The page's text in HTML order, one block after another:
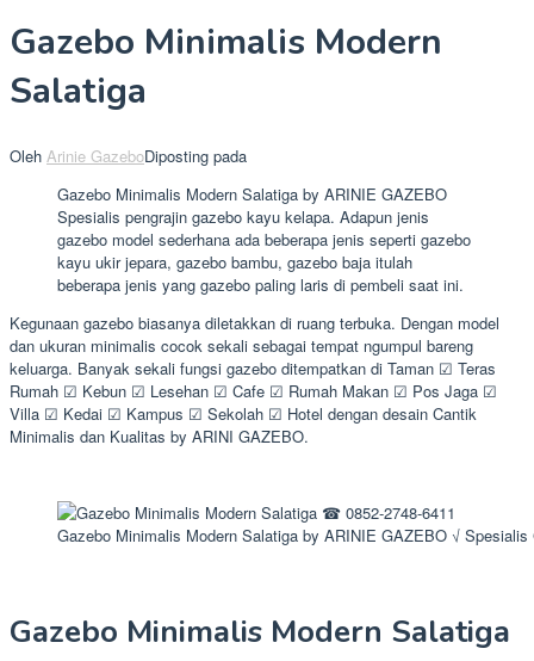
Gazebo Minimalis Modern
Salatiga
Oleh Arinie GazeboDiposting pada
Gazebo Minimalis Modern Salatiga by ARINIE GAZEBO
Spesialis pengrajin gazebo kayu kelapa. Adapun jenis
gazebo model sederhana ada beberapa jenis seperti gazebo
kayu ukir jepara, gazebo bambu, gazebo baja itulah
beberapa jenis yang gazebo paling laris di pembeli saat ini.
Kegunaan gazebo biasanya diletakkan di ruang terbuka. Dengan model
dan ukuran minimalis cocok sekali sebagai tempat ngumpul bareng
keluarga. Banyak sekali fungsi gazebo ditempatkan di Taman ☑ Teras
Rumah ☑ Kebun ☑ Lesehan ☑ Cafe ☑ Rumah Makan ☑ Pos Jaga ☑
Villa ☑ Kedai ☑ Kampus ☑ Sekolah ☑ Hotel dengan desain Cantik
Minimalis dan Kualitas by ARINI GAZEBO.
Gazebo Minimalis Modern Salatiga by ARINIE GAZEBO √ Spesialis
Gazebo Minimalis Modern Salatiga